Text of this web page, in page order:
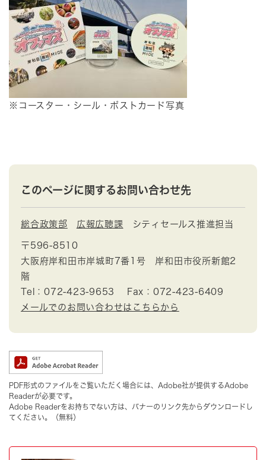
※コースター・シール・ポストカード写真
このページに関するお問い合わせ先
総合政策部 広報広聴課 シティセールス推進担当
〒596-8510
大阪府岸和田市岸城町7番1号 岸和田市役所新館2
階
Tel：072-423-9653
Fax：072-423-6409
メールでのお問い合わせはこちらから
PDF形式のファイルをご覧いただく場合には、Adobe社が提供するAdobe
Readerが必要です。
Adobe Readerをお持ちでない方は、バナーのリンク先からダウンロードし
てください。（無料）